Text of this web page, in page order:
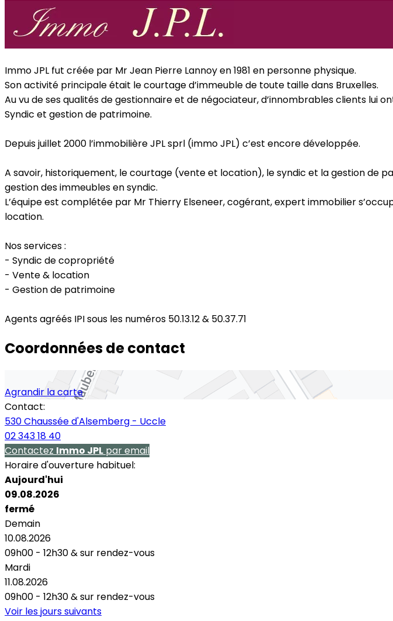
Immo JPL fut créée par Mr Jean Pierre Lannoy en 1981 en personne physique.
Son activité principale était le courtage d’immeuble de toute taille dans Bruxelles.
Au vu de ses qualités de gestionnaire et de négociateur, d’innombrables clients lui
Syndic et gestion de patrimoine.
Depuis juillet 2000 l’immobilière JPL sprl (immo JPL) c’est encore développée.
A savoir, historiquement, le courtage (vente et location), le syndic et la gestion de
gestion des immeubles en syndic.
L’équipe est complétée par Mr Thierry Elseneer, cogérant, expert immobilier
location.
Nos services :
- Syndic de copropriété
- Vente & location
- Gestion de patrimoine
Agents agréés IPI sous les numéros 50.13.12 & 50.37.71
Coordonnées de contact
Agrandir la carte
Contact:
530 Chaussée d'Alsemberg - Uccle
02 343 18 40
Contactez Immo JPL par email
Horaire d'ouverture habituel:
Aujourd'hui
09.08.2026
fermé
Demain
10.08.2026
09h00 - 12h30&sur rendez-vous
Mardi
11.08.2026
09h00 - 12h30&sur rendez-vous
Voir les jours suivants